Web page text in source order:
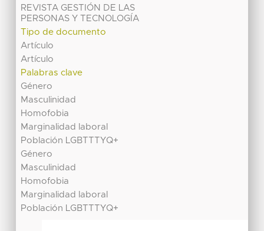
REVISTA GESTIÓN DE LAS
PERSONAS Y TECNOLOGÍA
Tipo de documento
Artículo
Artículo
Palabras clave
Género
Masculinidad
Homofobia
Marginalidad laboral
Población LGBTTTYQ+
Género
Masculinidad
Homofobia
Marginalidad laboral
Población LGBTTTYQ+